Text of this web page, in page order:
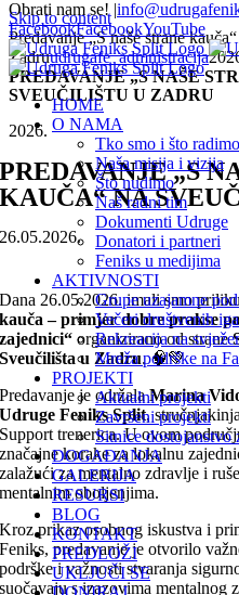
Skip to content
Obrati nam se! |
FacebookFacebookYouTube
HOME
O NAMA
Tko smo i što radimo
Naša misija i vizija
Što nudimo
Naš radni tim
Dokumenti Udruge
Donatori i partneri
Feniks u medijima
AKTIVNOSTI
Grupe uzajamne
Večeri društvenih
Rekreacija na
Mreža podrške na
PROJEKTI
Aktualni projekti
Završeni projekti
Sitnice dostojanstvo
DOGAĐANJA
GALERIJA
RESURSI
BLOG
KONTAKT
PREDLOŽI
UKLJUČI SE
Predavanje „S naše strane
Zadruudrugafe_admnistracija
PREDAVANJE „S NAŠE
SVEUČILIŠTU U ZADRU
2026.
PREDAVANJE „S
KAUČA“ NA
26.05.2026.
Dana 26.05.2026. imali smo
kauča – primjer dobre prakse
zajednici“ organizirano od strane
Sveučilišta u Zadru. 🧠💚
Predavanje je održalaMarina
Udruge Feniks Split,
Support trenerica. U ovom
značajne korake za lokalnu
zalažući za mentalno zdravlje i
mentalnim oboljenjima.
Kroz prikaz osobnog iskustva i
Feniks, predavanje je otvorilo
podrške i važnosti stvaranja
suočavaju s izazovima mentalnog